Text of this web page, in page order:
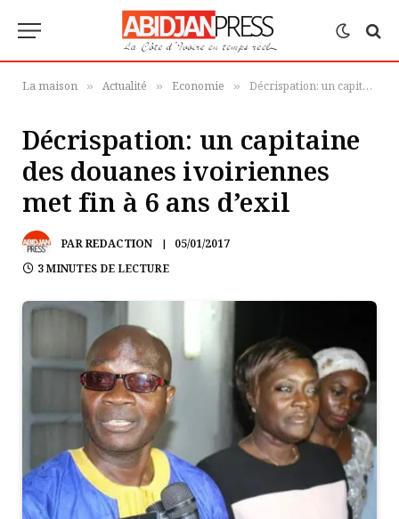
La maison » Actualité » Economie » Décrispation: un capitaine des douanes ivoiriennes met fin à 6 ans d’exil
Décrispation: un capitaine
des douanes ivoiriennes
met fin à 6 ans d’exil
PARREDACTION
05/01/2017
3 MINUTES DE LECTURE